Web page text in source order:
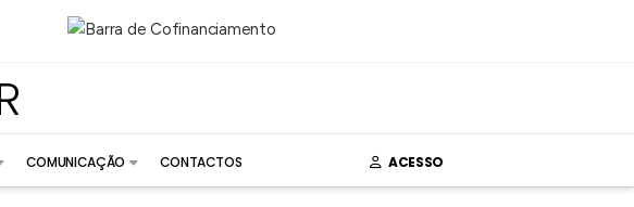
COMUNICAÇÃO CONTACTOS ACESSO